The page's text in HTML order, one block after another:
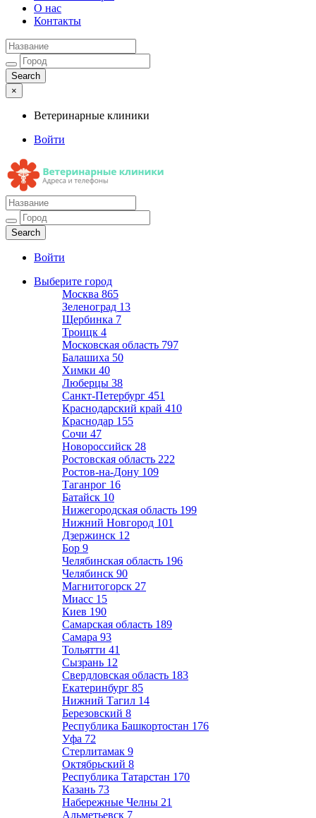
О нас
Контакты
×
Ветеринарные клиники
Войти
Ветеринарные клиники
Адреса и телефоны
Войти
Выберите город
Москва 865
Зеленоград 13
Щербинка 7
Троицк 4
Московская область 797
Балашиха 50
Химки 40
Люберцы 38
Санкт-Петербург 451
Краснодарский край 410
Краснодар 155
Сочи 47
Новороссийск 28
Ростовская область 222
Ростов-на-Дону 109
Таганрог 16
Батайск 10
Нижегородская область 199
Нижний Новгород 101
Дзержинск 12
Бор 9
Челябинская область 196
Челябинск 90
Магнитогорск 27
Миасс 15
Киев 190
Самарская область 189
Самара 93
Тольятти 41
Сызрань 12
Свердловская область 183
Екатеринбург 85
Нижний Тагил 14
Березовский 8
Республика Башкортостан 176
Уфа 72
Стерлитамак 9
Октябрьский 8
Республика Татарстан 170
Казань 73
Набережные Челны 21
Альметьевск 7